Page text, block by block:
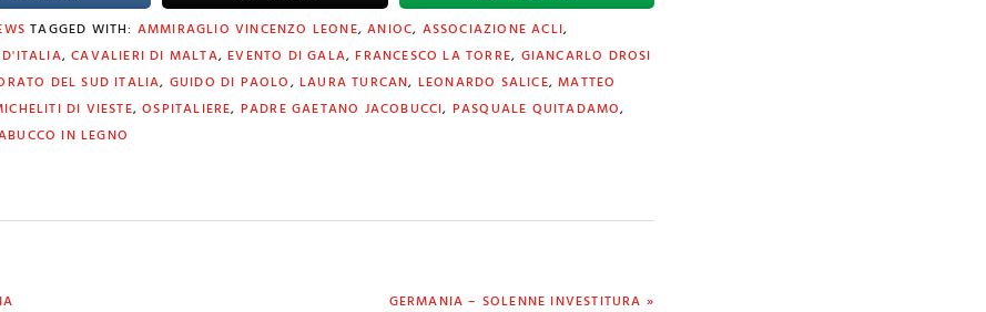
TAGGED WITH: AMMIRAGLIO VINCENZO LEONE,ANIOC, ASSOCIAZIONE ACLI,
,CAVALIERI DI MALTA,EVENTO DI GALA,FRANCESCO LA TORRE, GIANCARLO DROSI
DEL SUD ITALIA, GUIDO DI PAOLO,LAURA TURCAN, LEONARDO SALICE,MATTEO
DI VIESTE,OSPITALIERE, PADRE GAETANO JACOBUCCI, PASQUALE QUITADAMO,
IN LEGNO
NEXT
GERMANIA – SOLENNE INVESTITURA »